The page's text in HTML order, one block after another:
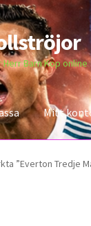
Barn Köp online
Mitt
Kontakta oss
”Everton Tredje